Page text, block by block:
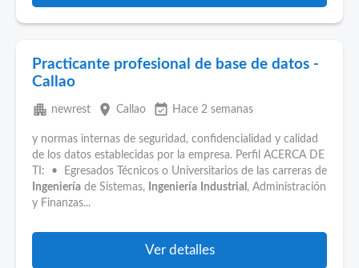
Practicante profesional de base de datos -
Callao
apartment newrest place Callao event_available Hace 2 semanas
y normas internas de seguridad, confidencialidad y calidad
de los datos establecidas por la empresa. Perfil ACERCA DE
TI: • Egresados Técnicos o Universitarios de las carreras de
Ingeniería de Sistemas, Ingeniería Industrial , Administración
y Finanzas...
Ver detalles